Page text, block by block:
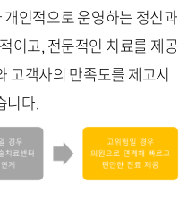
인적으로 운영하는 정신과
이고, 전문적인 치료를 제공
고객사의 만족도를 제고시
니다.